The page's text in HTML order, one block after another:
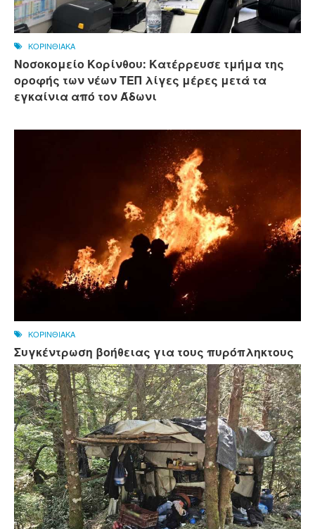
ΚΟΡΙΝΘΙΑΚΑ
Νοσοκομείο Κορίνθου: Κατέρρευσε τμήμα της
οροφής των νέων ΤΕΠ λίγες μέρες μετά τα
εγκαίνια από τον Άδωνι
ΚΟΡΙΝΘΙΑΚΑ
Συγκέντρωση βοήθειας για τους πυρόπληκτους